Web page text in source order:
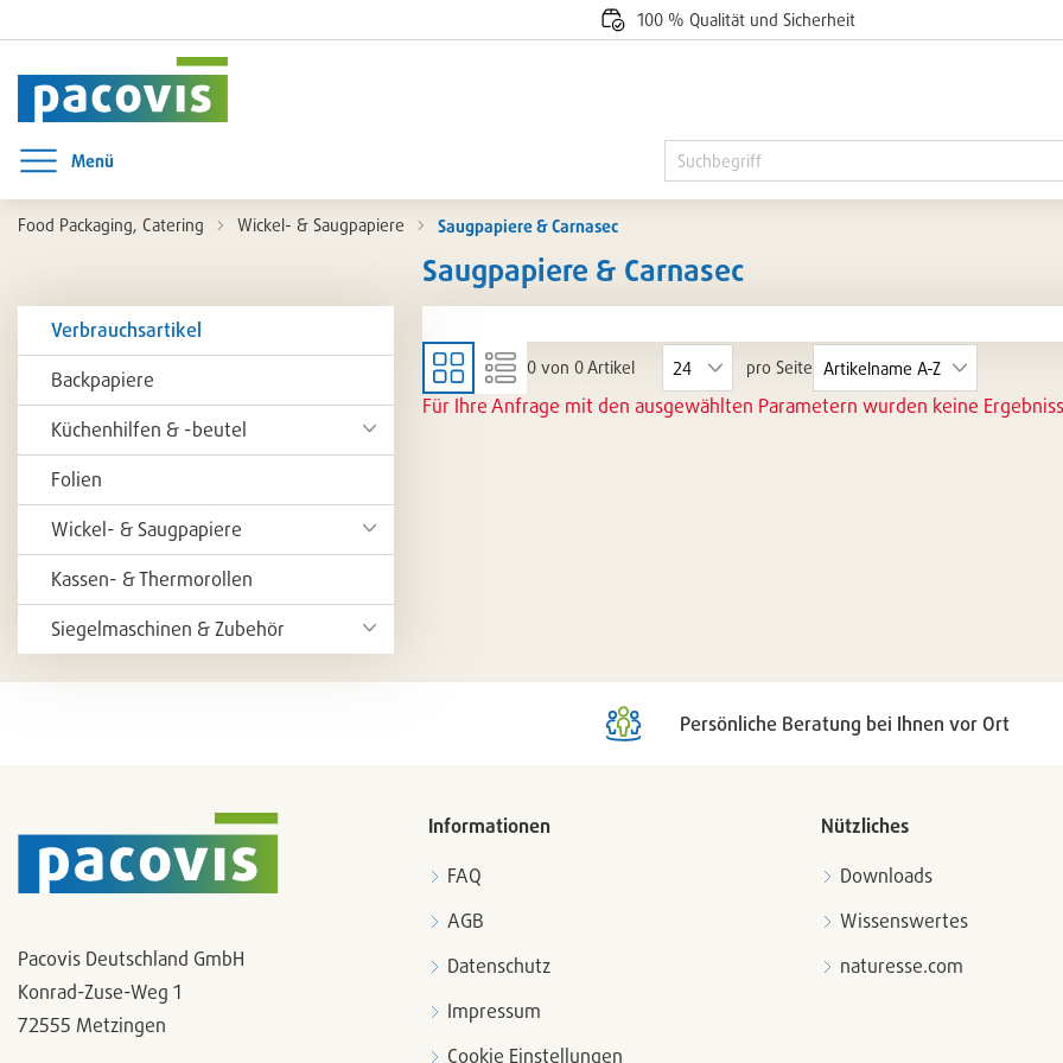
100 % Qualität und Sicherheit
Menü
Menü öffnen
Food Packaging, Catering Wickel- & Saugpapiere Saugpapiere & Carnasec
Saugpapiere & Carnasec
Verbrauchsartikel
Backpapiere
Küchenhilfen & -beutel
Folien
Wickel- & Saugpapiere
Kassen- & Thermorollen
Siegelmaschinen & Zubehör
0 von 0 Artikel pro Seite
Für Ihre Anfrage mit den ausgewählten Parametern wurden keine
in
dieser
Persönliche Beratung bei Ihnen vor Ort
Pacovis Deutschland GmbH
Konrad-Zuse-Weg 1
72555 Metzingen
Informationen
FAQ
AGB
Datenschutz
Impressum
Cookie Einstellungen
Nützliches
Downloads
Wissenswertes
naturesse.com